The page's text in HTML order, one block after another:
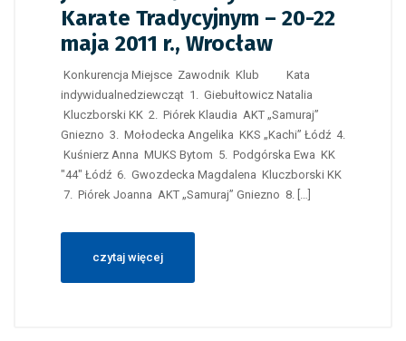
Karate Tradycyjnym – 20-22
maja 2011 r., Wrocław
Konkurencja Miejsce Zawodnik Klub Kata
indywidualnedziewcząt 1. Giebułtowicz Natalia
Kluczborski KK 2. Piórek Klaudia AKT „Samuraj”
Gniezno 3. Mołodecka Angelika KKS „Kachi” Łódź 4.
Kuśnierz Anna MUKS Bytom 5. Podgórska Ewa KK
"44" Łódź 6. Gwozdecka Magdalena Kluczborski KK
7. Piórek Joanna AKT „Samuraj” Gniezno 8. […]
czytaj więcej